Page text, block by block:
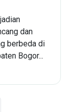
dan
berbeda di
Bogor...